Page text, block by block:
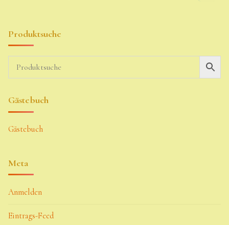
Produktsuche
Gästebuch
Gästebuch
Meta
Anmelden
Eintrags-Feed